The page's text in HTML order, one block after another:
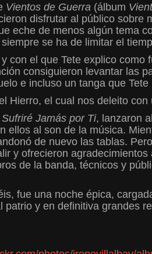
Vientos de Guerra (álbum
disfrutar al público sobre
eche de menos algún tema
se ha de limitar el
con el que Tete explico
consiguieron levantar las
e incluso un tanga que
Hierro, el cual nos deleito con
Sufriré Jamás por Ti, lanzaron
ellos al son de la música.
de nuevo las tablas.
y ofrecieron
de la banda, técnicos y
fue una noche épica,
y en definitiva grandes